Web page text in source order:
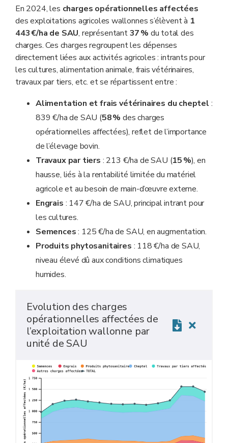
hausse qui se marque nettement en 2022 avec près de
500 €/ha de charges supplémentaires..
En 2024, les charges opérationnelles affectées
des exploitations agricoles wallonnes s’élèvent à 1
443 €/ha de SAU, représentant37 % du total des
charges. Ces charges regroupent les dépenses
directement liées aux activités agricoles : intrants pour
les cultures, alimentation animale, frais vétérinaires,
travaux par tiers, etc. et se répartissent entre :
Alimentation et frais vétérinaires du cheptel :
839 €/ha de SAU (58 % des charges
opérationnelles affectées), reflet de l’importance
de l’élevage bovin.
Travaux par tiers : 213 €/ha de SAU (15 %), en
hausse, liés à la rentabilité limitée du matériel
agricole et au besoin de main-d’œuvre externe.
Engrais : 147 €/ha de SAU, principal intrant pour
les cultures.
Semences: 125 €/ha de SAU, en augmentation.
Produits phytosanitaires : 118 €/ha de SAU,
niveau élevé dû aux conditions climatiques
humides.
Evolution des charges
opérationnelles affectées de
l’exploitation wallonne par
unité de SAU